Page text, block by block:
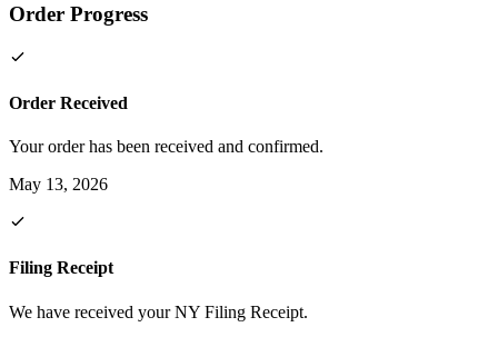
Order Progress
Order Received
Your order has been received and confirmed.
May 13, 2026
Filing Receipt
We have received your NY Filing Receipt.